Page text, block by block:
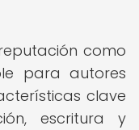
como
para autores
clave
escritura y